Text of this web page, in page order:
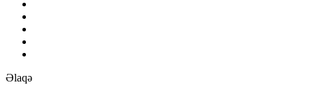
Əlaqə